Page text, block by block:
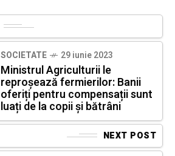
SOCIETATE 29 iunie 2023
Ministrul Agriculturii le
reproșează fermierilor: Banii
oferiți pentru compensații sunt
luați de la copii și bătrâni
NEXT POST